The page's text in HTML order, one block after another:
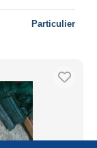
Particulier